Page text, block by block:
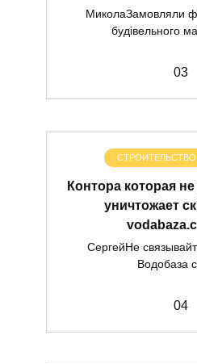
МиколаЗамовляли
будівельного
03
Контора которая
уничтожает
СергейНе
Водобаза
04